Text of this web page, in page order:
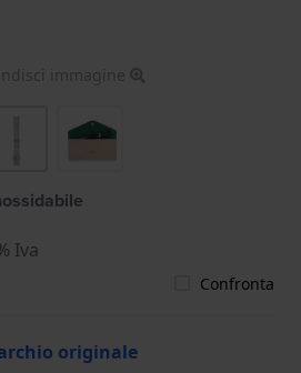
immagine
Iva
Confronta
originale